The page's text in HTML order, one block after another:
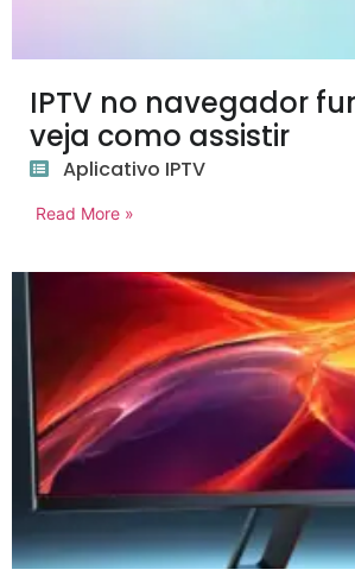
IPTV no navegador
veja como assistir
Aplicativo IPTV
Read More »